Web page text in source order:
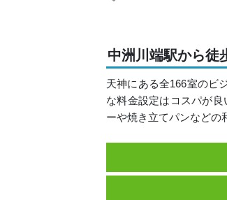
中洲川端駅から徒
天神にある全166室のビ
な料金設定はコスパが
ーや焼き立てパンなどの